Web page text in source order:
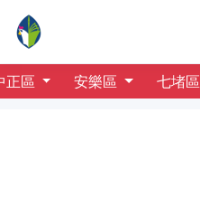
行事曆忠孝國小
正區 安樂區 七堵區